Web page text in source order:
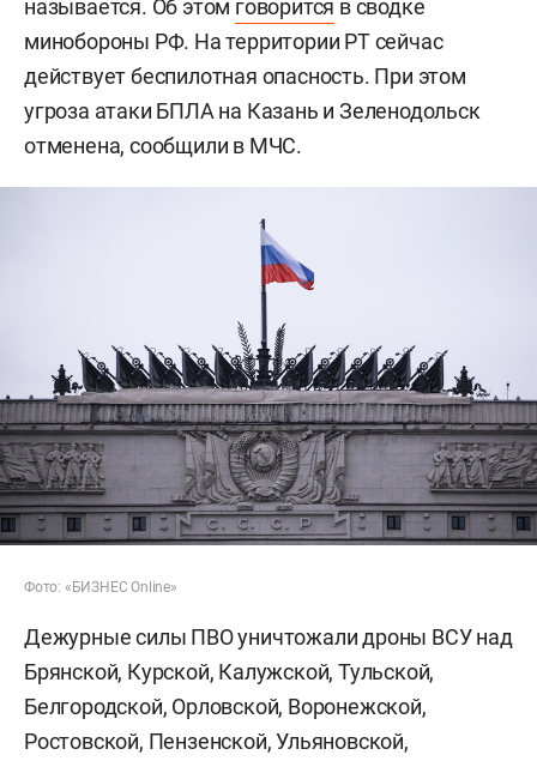
называется. Об этом говорится в сводке
минобороны РФ. На территории РТ сейчас
действует беспилотная опасность. При этом
угроза атаки БПЛА на Казань и Зеленодольск
отменена, сообщили в МЧС.
Фото: «БИЗНЕС Online»
Дежурные силы ПВО уничтожали дроны ВСУ над
Брянской, Курской, Калужской, Тульской,
Белгородской, Орловской, Воронежской,
Ростовской, Пензенской, Ульяновской,